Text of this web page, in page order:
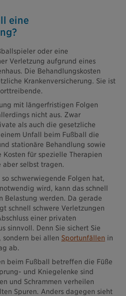
eine
oder eine
Verletzung aufgrund eines
Die Behandlungskosten
Krankenversicherung. Sie ist
mit längerfristigen Folgen
nicht aus. Zwar
als auch die gesetzliche
Unfall beim Fußball die
stationäre Behandlung sowie
Kosten für spezielle Therapien
aber selbst tragen.
schwerwiegende Folgen hat,
wird, kann das schnell
Belastung werden. Da gerade
schnell schwere Verletzungen
einer privaten
sinnvoll. Denn Sie sichert Sie
sondern bei allen Sportunfällen in
ab.
beim Fußball betreffen die Füße
und Kniegelenke sind
und Schrammen verheilen
Spuren. Anders dagegen sieht